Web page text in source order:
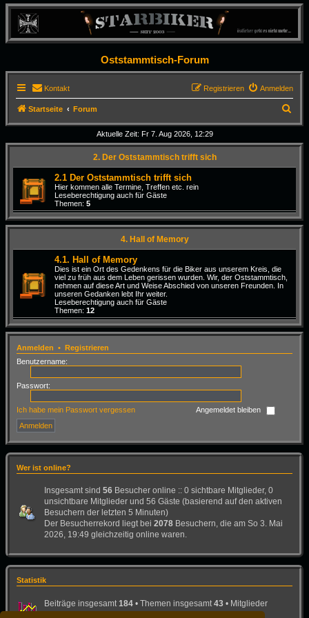
Oststammtisch-Forum
Kontakt Anmelden
Registrieren
Startseite Forum
u
c
Aktuelle Zeit: Fr 7. Aug 2026, 12:29
2. Der Oststammtisch trifft sich
2.1 Der Oststammtisch trifft sich
Hier kommen alle Termine, Treffen etc. rein
Leseberechtigung auch für Gäste
Themen: 5
4. Hall of Memory
4.1. Hall of Memory
Dies ist ein Ort des Gedenkens für die Biker aus unserem Kreis, die
viel zu früh aus dem Leben gerissen wurden. Wir, der Oststammtisch,
nehmen auf diese Art und Weise Abschied von unseren Freunden. In
unseren Gedanken lebt Ihr weiter.
Leseberechtigung auch für Gäste
Themen: 12
Anmelden • Registrieren
Benutzername:
Passwort:
Ich habe mein Passwort vergessen Angemeldet bleiben
Wer ist online?
Insgesamt sind 56 Besucher online :: 0 sichtbare Mitglieder, 0
unsichtbare Mitglieder und 56 Gäste (basierend auf den aktiven
Besuchern der letzten 5 Minuten)
Der Besucherrekord liegt bei 2078 Besuchern, die am So 3. Mai
2026, 19:49 gleichzeitig online waren.
Statistik
Beiträge insgesamt 184 • Themen insgesamt 43 • Mitglieder
insgesamt26• Unser neuestes Mitglied:Bad-Dog